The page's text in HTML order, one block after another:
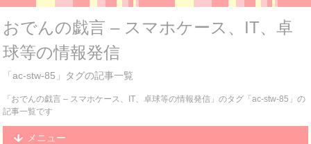
おでんの戯言 – スマホケース、IT、卓
球等の情報発信
「ac-stw-85」タグの記事一覧
「おでんの戯言 – スマホケース、IT、卓球等の情報発信」のタグ「ac-stw-85」の
記事一覧です
メニュー